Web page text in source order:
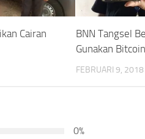
Cairan
BNN Tangsel
Gunakan Bitcoin
FEBRUARI 9, 2018
0%